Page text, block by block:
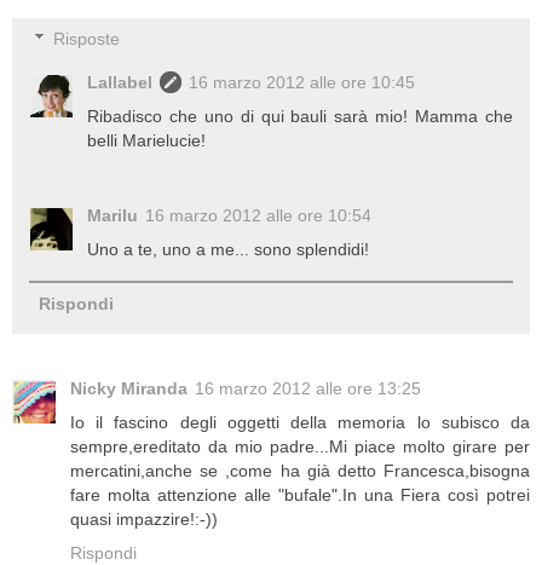
Risposte
Lallabel
16 marzo 2012 alle ore 10:45
Ribadisco che uno di qui bauli sarà mio! Mamma che
belli Marielucie!
Marilu 16 marzo 2012 alle ore 10:54
Uno a te, uno a me... sono splendidi!
Rispondi
Nicky Miranda 16 marzo 2012 alle ore 13:25
Io il fascino degli oggetti della memoria lo subisco da
sempre,ereditato da mio padre...Mi piace molto girare per
mercatini,anche se ,come ha già detto Francesca,bisogna
fare molta attenzione alle "bufale".In una Fiera così potrei
quasi impazzire!:-))
Rispondi